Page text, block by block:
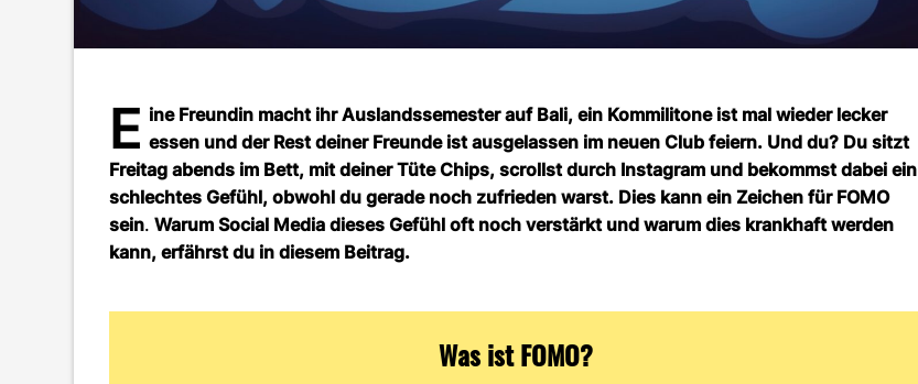
E ine Freundin macht ihr Auslandssemester auf Bali, ein Kommilitone ist mal wieder lecker
essen und der Rest deiner Freunde ist ausgelassen im neuen Club feiern. Und du? Du sitzt
Freitag abends im Bett, mit deiner Tüte Chips, scrollst durch Instagram und bekommst dabei ein
schlechtes Gefühl, obwohl du gerade noch zufrieden warst. Dies kann ein Zeichen für FOMO
sein.Warum Social Media dieses Gefühl oft noch verstärkt und warum dies krankhaft werden
kann, erfährst du in diesem Beitrag.
Was ist FOMO?